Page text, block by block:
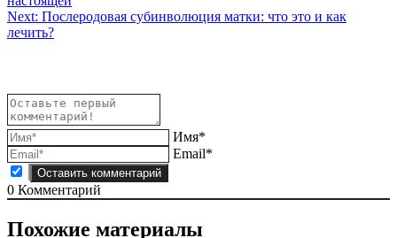
по
записям
Next: Послеродовая субинволюция матки: что это и как
лечить?
Имя*
Email*
0 Комментарий
Похожие материалы